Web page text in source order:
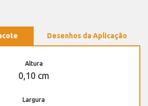
Desenhos da Aplicação
Altura
0,10 cm
Largura